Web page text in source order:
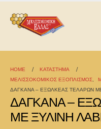
HOME
ΚΑΤΆΣΤΗΜΑ
ΜΕΛΙΣΣΟΚΟΜΙΚΟΣ ΕΞΟΠΛΙΣΜΟΣ
ΔΑΓΚΑΝΑ – ΕΞΩΛΚΕΑΣ ΤΕΛΑΡΩΝ
ΔΑΓΚΑΝΑ –
ΜΕ ΞΥΛΙΝΗ